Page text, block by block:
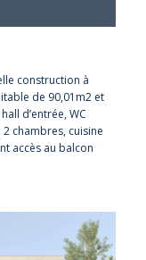
construction à
de 90,01m2 et
d’entrée, WC
chambres, cuisine
accès au balcon